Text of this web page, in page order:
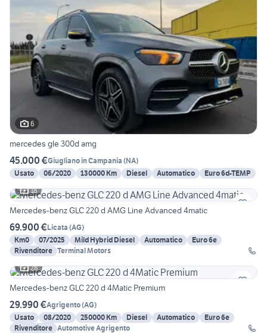
6
mercedes gle 300d amg
45.000 €Giugliano in Campania (NA)
Usato
06/2020 130000 Km Diesel Automatico
Euro 6d-TEMP
18
Mercedes-benz GLC 220 d AMG Line Advanced 4matic
69.900 €Licata (AG)
Km0
07/2025 Mild Hybrid Diesel Automatico
Euro 6e
Rivenditore Terminal Motors
28
Mercedes-benz GLC 220 d 4Matic Premium
29.990 €Agrigento(AG)
Usato
08/2020 250000 Km Diesel Automatico
Euro 6e
Rivenditore Automotive Agrigento